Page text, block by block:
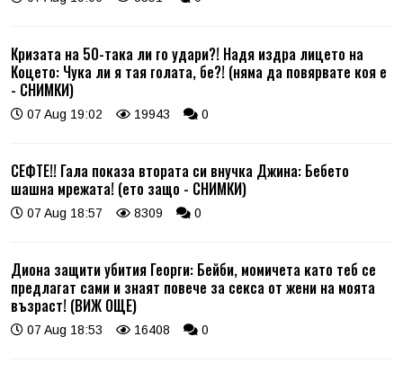
Кризата на 50-така ли го удари?! Надя издра лицето на
Коцето: Чука ли я тая голата, бе?! (няма да повярвате коя е
- СНИМКИ)
07 Aug 19:02 19943 0
СЕФТЕ!! Гала показа втората си внучка Джина: Бебето
шашна мрежата! (ето защо - СНИМКИ)
07 Aug 18:57 8309 0
Диона защити убития Георги: Бейби, момичета като теб се
предлагат сами и знаят повече за секса от жени на моята
възраст! (ВИЖ ОЩЕ)
07 Aug 18:53 16408 0